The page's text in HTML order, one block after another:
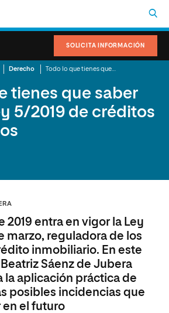
SOLICITA INFORMACIÓN
Derecho
tienes que saber
5/2019 de créditos
2019 entra en vigor la Ley
marzo, reguladora de los
inmobiliario. En este
Sáenz de Jubera
la aplicación práctica de
posibles incidencias que
el futuro